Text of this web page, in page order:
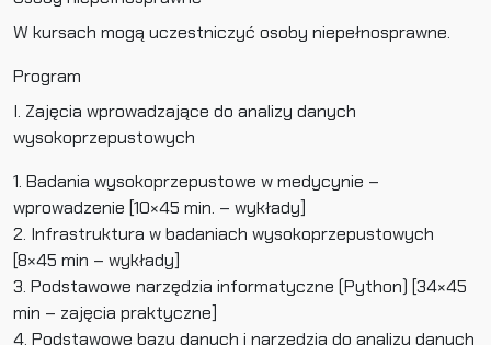
W kursach mogą uczestniczyć osoby niepełnosprawne.
Program
I. Zajęcia wprowadzające do analizy danych
wysokoprzepustowych
1. Badania wysokoprzepustowe w medycynie –
wprowadzenie [10×45 min. – wykłady]
2. Infrastruktura w badaniach wysokoprzepustowych
[8×45 min – wykłady]
3. Podstawowe narzędzia informatyczne (Python) [34×45
min – zajęcia praktyczne]
4. Podstawowe bazy danych i narzędzia do analizy danych